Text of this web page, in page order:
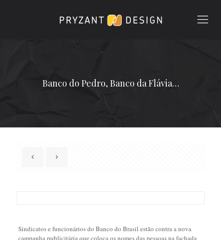
Banco do Pedro, Banco da Flávia…
Sindicatos e funcionários do Banco do Brasil estão contra a nova
campanha publicitária que coloca os nomes das pessoas na fachada